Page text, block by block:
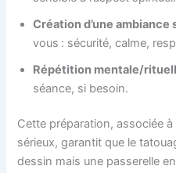
Création d’une
vous : sécurité, calme,
Répétition mentale/
séance, si besoin.
Cette préparation, associée
sérieux, garantit que le
dessin mais une passerelle